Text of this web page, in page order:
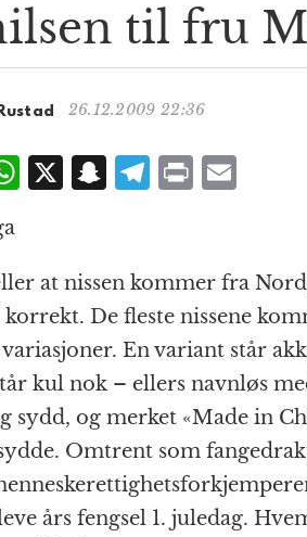
til fru
26.12.2009 22:36
W
s
A
p
p
X S
p
c
h
at
T
g
r
a
m
P
t
l
at nissen kommer fra
De fleste nissene
En variant står
kul nok – ellers navnløs
sydd, og merket «Made in
Omtrent som
års fengsel 1. juledag.